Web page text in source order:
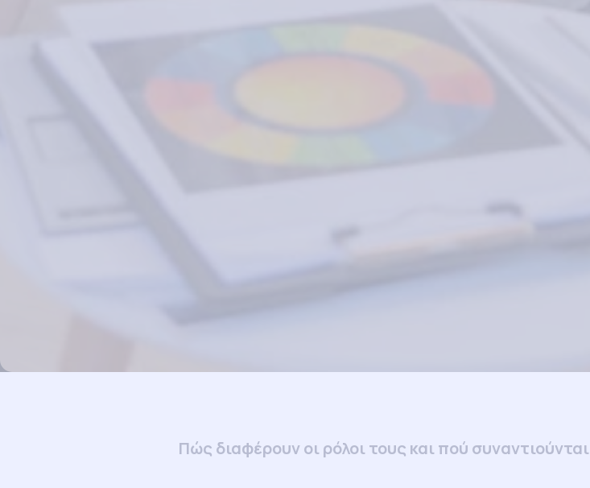
Πώς διαφέρουν οι ρόλοι τους και πού συναντιούνται